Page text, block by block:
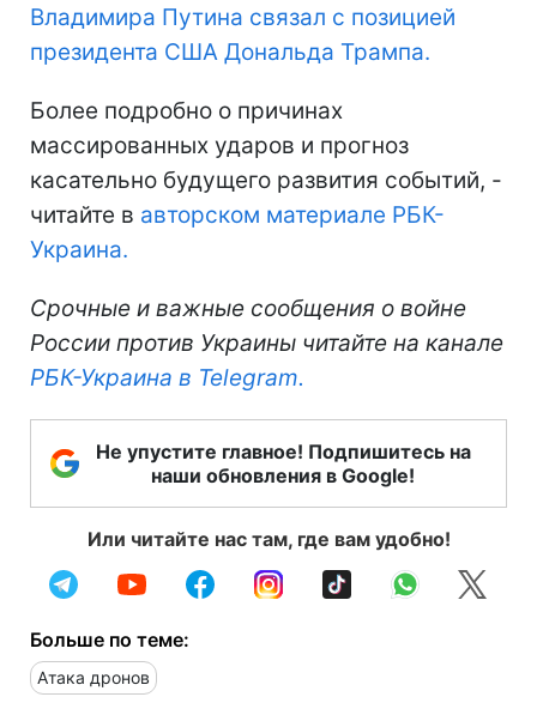
Владимира Путина связал с позицией
президента США Дональда Трампа.
Более подробно о причинах
массированных ударов и прогноз
касательно будущего развития событий, -
читайте в авторском материале РБК-
Украина.
Срочные и важные сообщения о войне
России против Украины читайте на канале
РБК-Украина в Telegram.
Не упустите главное! Подпишитесь на
наши обновления в Google!
Или читайте нас там, где вам удобно!
Больше по теме:
Атака дронов